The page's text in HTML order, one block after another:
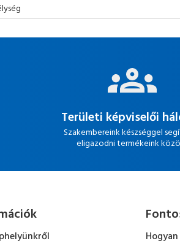
Területi képviselői
Szakembereink készséggel
eligazodni termékeink